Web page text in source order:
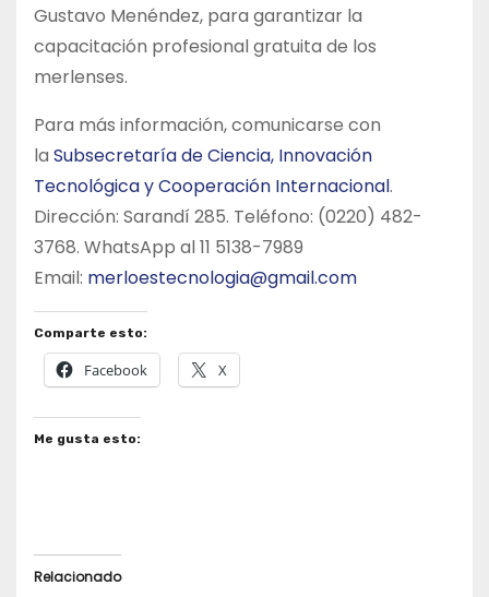
Gustavo Menéndez, para garantizar la
capacitación profesional gratuita de los
merlenses.
Para más información, comunicarse con
la Subsecretaría de Ciencia, Innovación
Tecnológica y Cooperación Internacional.
Dirección: Sarandí 285. Teléfono: (0220) 482-
3768. WhatsApp al 11 5138-7989
Email: merloestecnologia@gmail.com
Comparte esto:
Facebook X
Me gusta esto:
Relacionado